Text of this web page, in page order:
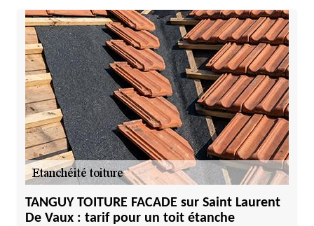
TANGUY TOITURE FACADE sur Saint Laurent
De Vaux : tarif pour un toit étanche